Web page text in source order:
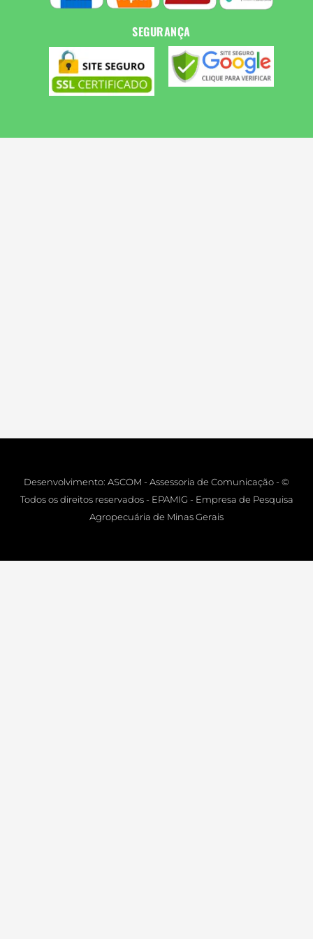
SEGURANÇA
Desenvolvimento: ASCOM - Assessoria de Comunicação - ©
Todos os direitos reservados - EPAMIG - Empresa de Pesquisa
Agropecuária de Minas Gerais